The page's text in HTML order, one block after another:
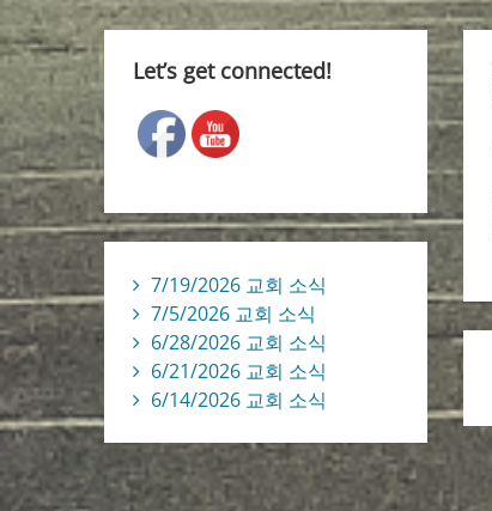
Let’s get connected!
7/19/2026 교회 소식
7/5/2026 교회 소식
6/28/2026 교회 소식
6/21/2026 교회 소식
6/14/2026 교회 소식